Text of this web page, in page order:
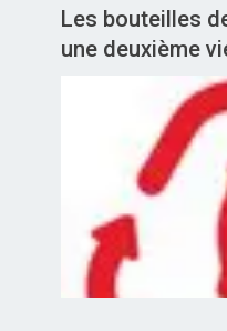
Les bouteilles
une deuxième